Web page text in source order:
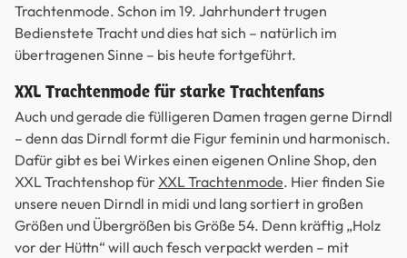
Trachtenmode. Schon im 19. Jahrhundert trugen
Bedienstete Tracht und dies hat sich – natürlich im
übertragenen Sinne – bis heute fortgeführt.
XXL Trachtenmode für starke Trachtenfans
Auch und gerade die fülligeren Damen tragen gerne Dirndl
– denn das Dirndl formt die Figur feminin und harmonisch.
Dafür gibt es bei Wirkes einen eigenen Online Shop, den
XXL Trachtenshop fürXXL Trachtenmode. Hier finden Sie
unsere neuen Dirndl in midi und lang sortiert in großen
Größen und Übergrößen bis Größe 54. Denn kräftig „Holz
vor der Hüttn“ will auch fesch verpackt werden – mit